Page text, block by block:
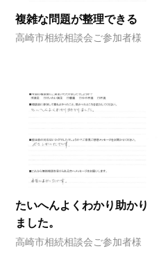
複雑な問題が整理できる
高崎市相続相談会ご参加者様
たいへんよくわかり助かり
ました。
高崎市相続相談会ご参加者様